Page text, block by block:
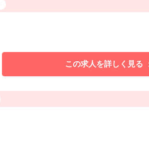
この求人を詳しく見る